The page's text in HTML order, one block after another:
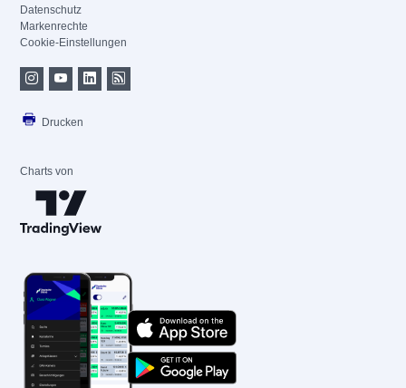
Datenschutz
Markenrechte
Cookie-Einstellungen
Drucken
Charts von